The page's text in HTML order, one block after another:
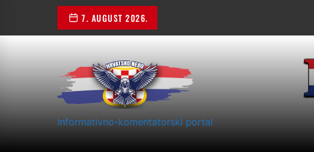
the
7. AUGUST 2026.
Informativno-komentatorski portal